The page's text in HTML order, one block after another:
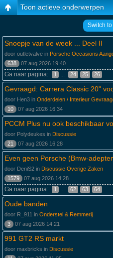
Toon actieve onderwerpen
Switch
Snoepje van de week ... Deel II
door outletvalve in Porsche Occasions
638
07 aug 2026 19:40
Ga naar pagina: 1 ... 24 25 26
Gevraagd: Carrera Classic 20"
door Hen3 in Onderdelen / Interieur
10
07 aug 2026 16:34
PCCM Plus nu ook beschikbaar
door Polydeukes in Discussie
21
07 aug 2026 16:28
Even geen Porsche (Bmw-
door DeniS2 in Discussie Overige Zaken
1579
07 aug 2026 14:28
Ga naar pagina: 1 ... 62 63 64
Oude banden
door R_911 in Onderstel & Remmerij
3
07 aug 2026 14:21
991 GT2 RS markt
door maxbricks in Discussie